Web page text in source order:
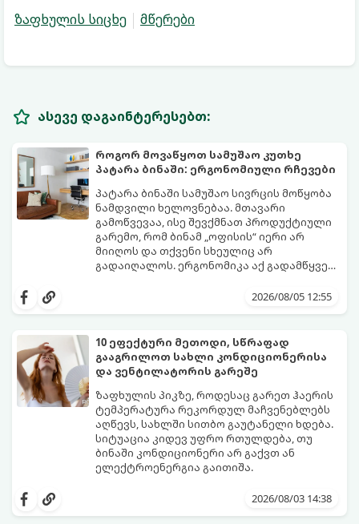
ზაფხულის სიცხე
მწერები
ასევე დაგაინტერესებთ:
როგორ მოვაწყოთ სამუშაო კუთხე
პატარა ბინაში: ერგონომიული რჩევები
პატარა ბინაში სამუშაო სივრცის მოწყობა
ნამდვილი ხელოვნებაა. მთავარი
გამოწვევაა, ისე შევქმნათ პროდუქტიული
გარემო, რომ ბინამ „ოფისის“ იერი არ
მიიღოს და თქვენი სხეულიც არ
გადაიღალოს. ერგონომიკა აქ გადამწყვეტ
2026/08/05 12:55
10 ეფექტური მეთოდი, სწრაფად
გააგრილოთ სახლი კონდიციონერისა
და ვენტილატორის გარეშე
ზაფხულის პიკზე, როდესაც გარეთ ჰაერის
ტემპერატურა რეკორდულ მაჩვენებლებს
აღწევს, სახლში სითბო გაუტანელი ხდება.
სიტუაცია კიდევ უფრო რთულდება, თუ
ბინაში კონდიციონერი არ გაქვთ ან
ელექტროენერგია გაითიშა.
კანონები და გამოცდილი ყოფითი ხრიკები,
2026/08/03 14:38